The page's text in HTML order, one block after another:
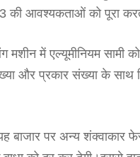
की आवश्यकताओं को पूरा
मशीन में एल्यूमीनियम
प्रकार संख्या के साथ
बाजार पर अन्य